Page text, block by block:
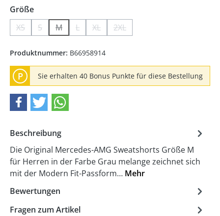
Größeauswählen
XS(Diese Option ist zurzeit nicht verfügbar.)
S(Diese Option ist zurzeit nicht verfügbar.)
M(Diese Option ist zurzeit nicht verfügbar.)
L(Diese Option ist zurzeit nicht verfügbar.)
XL(Diese Option ist zurzeit nicht
2XL(Diese Option ist zurzeit nicht
Produktnummer: B66958914
P Sie erhalten 40 Bonus Punkte für diese Bestellung
Beschreibung
Die Original Mercedes-AMG Sweatshorts Größe M
für Herren in der Farbe Grau melange zeichnet sich
mit der Modern Fit-Passform… Mehr
Bewertungen
Fragen zum Artikel